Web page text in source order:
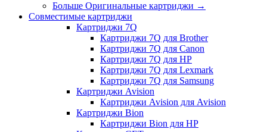
Больше Оригинальные картриджи →
Совместимые картриджи
Картриджи 7Q
Картриджи 7Q для Brother
Картриджи 7Q для Canon
Картриджи 7Q для HP
Картриджи 7Q для Lexmark
Картриджи 7Q для Samsung
Картриджи Avision
Картриджи Avision для Avision
Картриджи Bion
Картриджи Bion для HP